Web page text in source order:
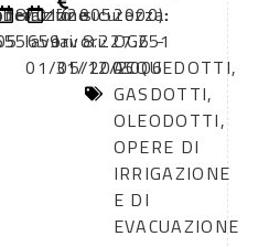
18/01/2005
inizio
lavori:
01/05/2005
fine
lavori:
31/12/2006
sicurezza:
8.227.251
2000):
OG6 -
ACQUEDOTTI,
GASDOTTI,
OLEODOTTI,
OPERE DI
IRRIGAZIONE
E DI
EVACUAZIONE